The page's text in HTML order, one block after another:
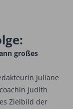
großes
Juliane
Judith
Zielbild der